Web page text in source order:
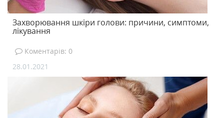
Захворювання шкіри голови: причини, симптоми,
лікування
Коментарів: 0
28.01.2021